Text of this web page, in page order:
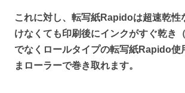
これに対し、転写紙Rapidoは超速乾性
けなくても印刷後にインクがすぐ乾き
でなくロールタイプの転写紙Rapido使
まローラーで巻き取れます。